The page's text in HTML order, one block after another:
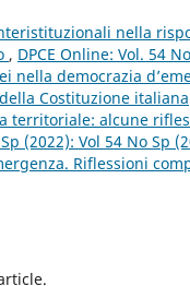
nella
, DPCE Online: Vol. 54
nella democrazia
Costituzione italiana
territoriale: alcune
(2022): Vol 54 No Sp
Riflessioni